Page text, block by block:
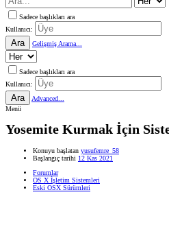
Sadece başlıkları ara
Kullanıcı:
Ara Gelişmiş Arama...
Sadece başlıkları ara
Kullanıcı:
Ara
Advanced...
Menü
Yosemite Kurmak İçin
Konuyu başlatan yusufemre_58
Başlangıç tarihi 12 Kas 2021
Forumlar
OS X İşletim Sistemleri
Eski OSX Sürümleri